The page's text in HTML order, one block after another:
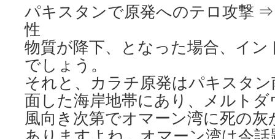
パキスタンで原発へのテロ攻撃
性
物質が降下、となった場合、イ
でしょう。
それと、カラチ原発はパキスタ
面した海岸地帯にあり、メルト
風向き次第でオマーン湾に死の